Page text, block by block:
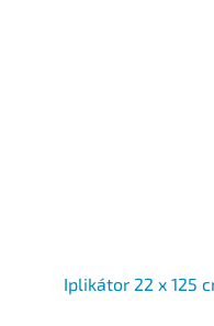
Iplikátor 22 x 125